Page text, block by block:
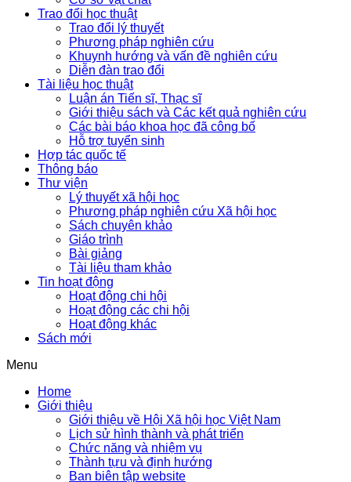
Trao đổi học thuật
Trao đổi lý thuyết
Phương pháp nghiên cứu
Khuynh hướng và vấn đề nghiên cứu
Diễn đàn trao đổi
Tài liệu học thuật
Luận án Tiến sĩ, Thạc sĩ
Giới thiệu sách và Các kết quả nghiên cứu
Các bài báo khoa học đã công bố
Hỗ trợ tuyển sinh
Hợp tác quốc tế
Thông báo
Thư viện
Lý thuyết xã hội học
Phương pháp nghiên cứu Xã hội học
Sách chuyên khảo
Giáo trình
Bài giảng
Tài liệu tham khảo
Tin hoạt động
Hoạt động chi hội
Hoạt động các chi hội
Hoạt động khác
Sách mới
Menu
Home
Giới thiệu
Giới thiệu về Hội Xã hội học Việt Nam
Lịch sử hình thành và phát triển
Chức năng và nhiệm vụ
Thành tựu và định hướng
Ban biên tập website